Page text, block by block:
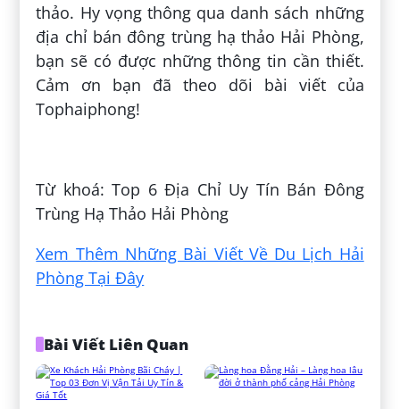
thảo. Hy vọng thông qua danh sách những
địa chỉ bán đông trùng hạ thảo Hải Phòng,
bạn sẽ có được những thông tin cần thiết.
Cảm ơn bạn đã theo dõi bài viết của
Tophaiphong!
Từ khoá: Top 6 Địa Chỉ Uy Tín Bán Đông
Trùng Hạ Thảo Hải Phòng
Xem Thêm Những Bài Viết Về Du Lịch Hải
Phòng Tại Đây
Bài Viết Liên Quan